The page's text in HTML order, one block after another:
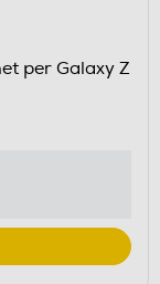
per Galaxy Z